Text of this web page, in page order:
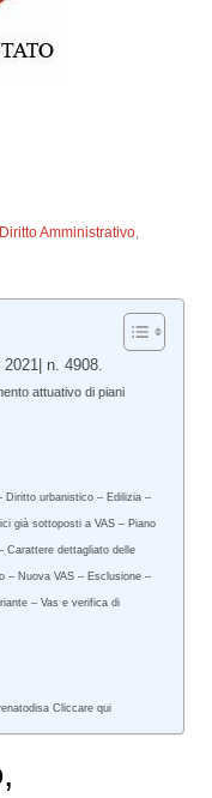
Diritto Amministrativo,
n. 4908.
attuativo di piani
Diritto urbanistico – Edilizia –
già sottoposti a VAS – Piano
Carattere dettagliato delle
– Nuova VAS – Esclusione –
– Vas e verifica di
Cliccare qui
,